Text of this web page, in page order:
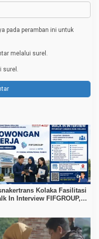
pada peramban ini untuk
melalui surel.
surel.
Kolaka Fasilitasi
In Interview FIFGROUP,